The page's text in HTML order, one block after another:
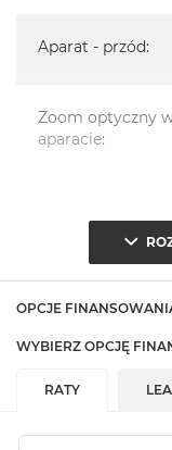
urządzenia.
iPhone 15
Przewód USB-
Aparat - przód:
Zoom optyczny
aparacie:
Aparat - tył:
Style
OPCJE
WYBIERZ OPCJĘ
RATY